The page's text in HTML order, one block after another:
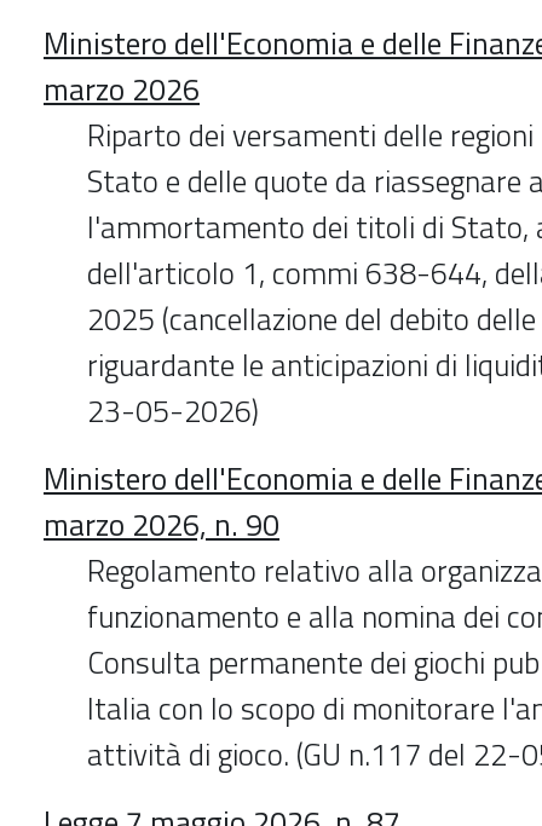
Ministero dell'Economia e delle
marzo 2026
Riparto dei versamenti delle
Stato e delle quote da riassegnare
l'ammortamento dei titoli di Stato,
dell'articolo 1, commi 638-644,
2025 (cancellazione del debito
riguardante le anticipazioni di
23-05-2026)
Ministero dell'Economia e delle
marzo 2026, n. 90
Regolamento relativo alla
funzionamento e alla nomina dei
Consulta permanente dei giochi
Italia con lo scopo di monitorare
attività di gioco. (GU n.117 del 22-